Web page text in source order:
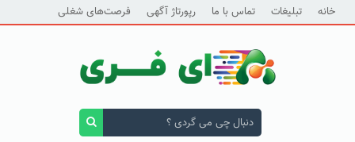
خانه تبلیغات تماس با ما رپورتاژ آگهی فرصت‌های شغلی